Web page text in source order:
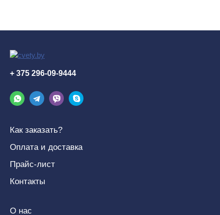
Как заказать?
Оплата и доставка
Прайс-лист
Контакты
О нас
+ 375 296-09-9444